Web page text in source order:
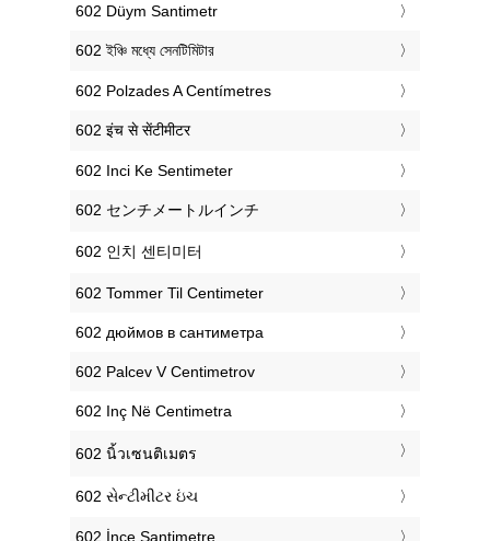
‎602 Düym Santimetr
‎602 ইঞ্চি মধ্যে সেনটিমিটার
‎602 Polzades A Centímetres
‎602 इंच से सेंटीमीटर
‎602 Inci Ke Sentimeter
‎602 センチメートルインチ
‎602 인치 센티미터
‎602 Tommer Til Centimeter
‎602 дюймов в сантиметра
‎602 Palcev V Centimetrov
‎602 Inç Në Centimetra
‎602 นิ้วเซนติเมตร
‎602 સેન્ટીમીટર ઇંચ
‎602 İnçe Santimetre